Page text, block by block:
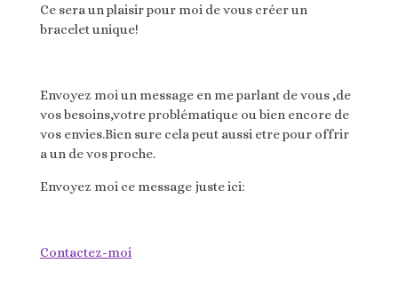
Ce sera un plaisir pour moi de vous créer un
bracelet unique!
Envoyez moi un message en me parlant de vous ,de
vos besoins,votre problématique ou bien encore de
vos envies.Bien sure cela peut aussi etre pour offrir
a un de vos proche.
Envoyez moi ce message juste ici:
Contactez-moi